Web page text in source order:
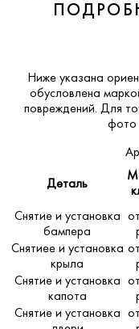
Ниже указана
обусловлена
повреждений. Для
фото
Деталь
Снятие и установка
бампера
Снятиее и установка
крыла
Снятие и установка
капота
Снятие и установка